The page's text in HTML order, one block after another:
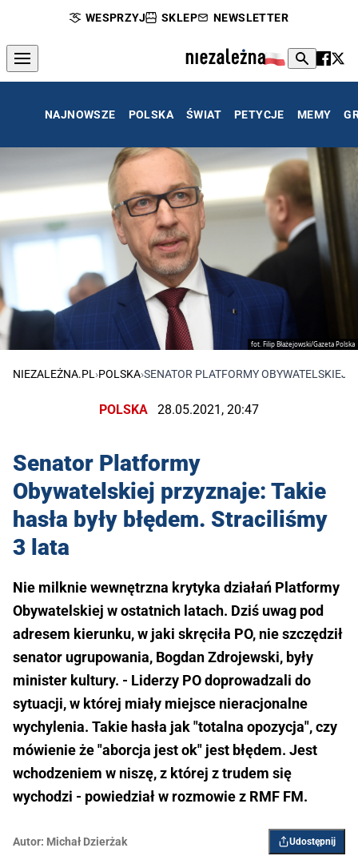
WESPRZYJ SKLEP NEWSLETTER
NAJNOWSZE POLSKA ŚWIAT PETYCJE MEMY
fot. Filip Błażejowski/Gazeta Polska
NIEZALEŻNA.PL›POLSKA›SENATOR PLATFORMY OBYWATELSKIEJ
POLSKA 28.05.2021, 20:47
Senator Platformy
Obywatelskiej przyznaje: Takie
hasła były błędem. Straciliśmy
3 lata
Nie milknie wewnętrzna krytyka działań Platformy
Obywatelskiej w ostatnich latach. Dziś uwag pod
adresem kierunku, w jaki skręciła PO, nie szczędził
senator ugrupowania, Bogdan Zdrojewski, były
minister kultury. - Liderzy PO doprowadzali do
sytuacji, w której miały miejsce nieracjonalne
wychylenia. Takie hasła jak "totalna opozycja", czy
mówienie że "aborcja jest ok" jest błędem. Jest
wchodzeniem w niszę, z której z trudem się
wychodzi - powiedział w rozmowie z RMF FM.
Autor: Michał Dzierżak Udostępnij